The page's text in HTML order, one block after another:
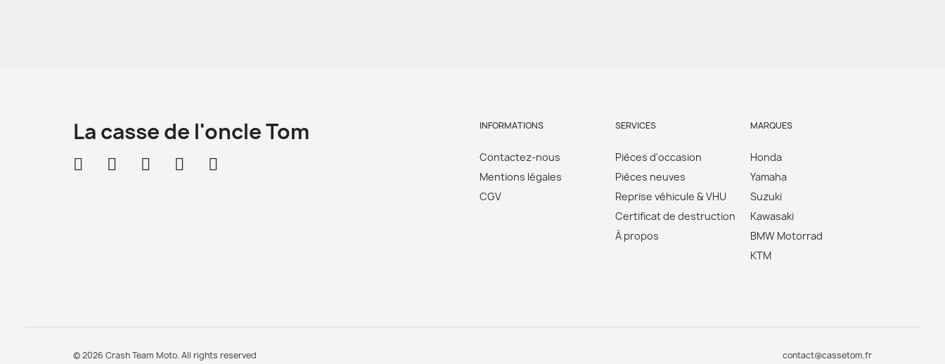
La casse de l'oncle Tom INFORMATIONS
Contactez-nous
Mentions légales
CGV
SERVICES
Pièces d'occasion
Pièces neuves
Reprise véhicule & VHU
Certificat de destruction
À propos
MARQUES
Honda
Yamaha
Suzuki
Kawasaki
BMW Motorrad
KTM
© 2026 Crash Team Moto. All rights reserved contact@cassetom.fr